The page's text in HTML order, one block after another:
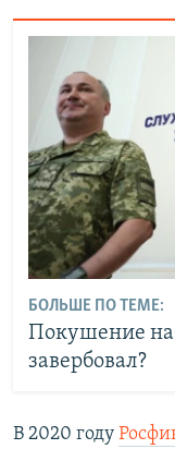
БОЛЬШЕ ПО ТЕМЕ:
Покушение на
завербовал?
В 2020 году